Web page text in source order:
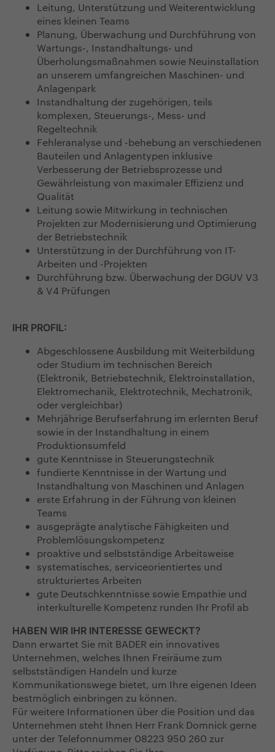
Leitung, Unterstützung und Weiterentwicklung
eines kleinen Teams
Planung, Überwachung und Durchführung von
Wartungs-, Instandhaltungs- und
Überholungsmaßnahmen sowie Neuinstallation
an unserem umfangreichen Maschinen- und
Anlagenpark
Instandhaltung der zugehörigen, teils
komplexen, Steuerungs-, Mess- und
Regeltechnik
Fehleranalyse und -behebung an verschiedenen
Bauteilen und Anlagentypen inklusive
Verbesserung der Betriebsprozesse und
Gewährleistung von maximaler Effizienz und
Qualität
Leitung sowie Mitwirkung in technischen
Projekten zur Modernisierung und Optimierung
der Betriebstechnik
Unterstützung in der Durchführung von IT-
Arbeiten und -Projekten
Durchführung bzw. Überwachung der DGUV V3
& V4 Prüfungen
IHR PROFIL:
Abgeschlossene Ausbildung mit Weiterbildung
oder Studium im technischen Bereich
(Elektronik, Betriebstechnik, Elektroinstallation,
Elektromechanik, Elektrotechnik, Mechatronik,
oder vergleichbar)
Mehrjährige Berufserfahrung im erlernten Beruf
sowie in der Instandhaltung in einem
Produktionsumfeld
gute Kenntnisse in Steuerungstechnik
fundierte Kenntnisse in der Wartung und
Instandhaltung von Maschinen und Anlagen
erste Erfahrung in der Führung von kleinen
Teams
ausgeprägte analytische Fähigkeiten und
Problemlösungskompetenz
proaktive und selbstständige Arbeitsweise
systematisches, serviceorientiertes und
strukturiertes Arbeiten
gute Deutschkenntnisse sowie Empathie und
interkulturelle Kompetenz runden Ihr Profil ab
HABEN WIR IHR INTERESSE GEWECKT?
Dann erwartet Sie mit BADER ein innovatives
Unternehmen, welches Ihnen Freiräume zum
selbstständigen Handeln und kurze
Kommunikationswege bietet, um Ihre eigenen Ideen
bestmöglich einbringen zu können.
Für weitere Informationen über die Position und das
Unternehmen steht Ihnen Herr Frank Domnick gerne
unter der Telefonnummer 08223 950 260 zur